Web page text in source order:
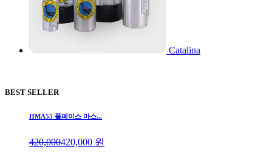
Catalina
BEST SELLER
HMA55 풀페이스 마스...
420,000420,000 원